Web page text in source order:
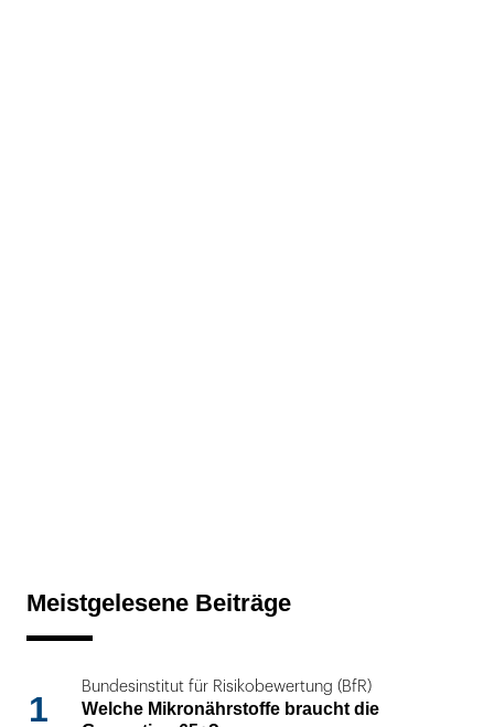
Meistgelesene Beiträge
1
Bundesinstitut für Risikobewertung (BfR)
Welche Mikronährstoffe braucht die